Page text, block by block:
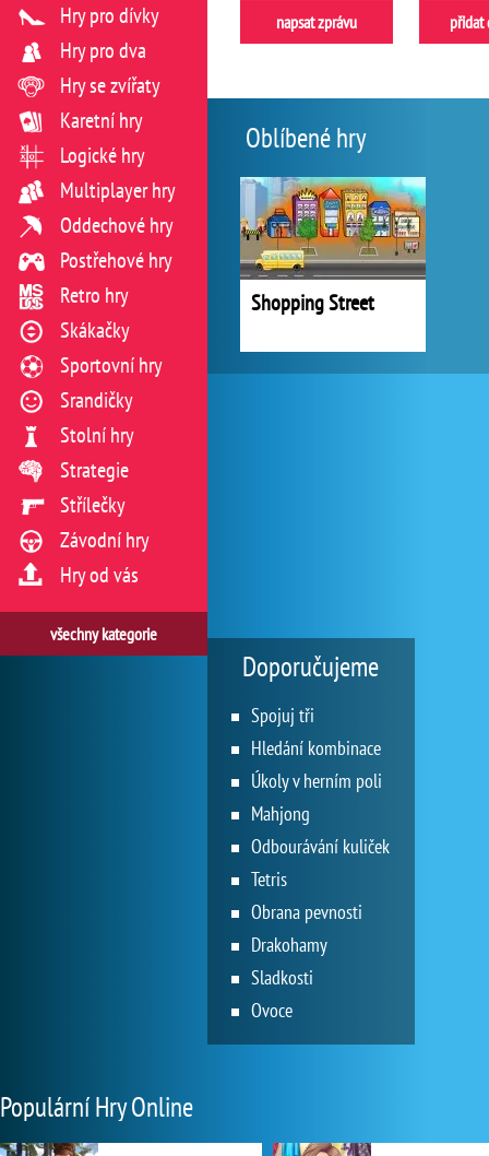
napsat zprávu přidat
Oblíbené hry
Shopping Street
Hry pro dívky
Hry pro dva
Hry se zvířaty
Karetní hry
Logické hry
Multiplayer hry
Oddechové hry
Postřehové hry
Retro hry
Skákačky
Sportovní hry
Srandičky
Stolní hry
Strategie
Střílečky
Závodní hry
Hry od vás
všechny kategorie
Doporučujeme
Spojuj tři
Hledání kombinace
Úkoly v herním poli
Mahjong
Odbourávání kuliček
Tetris
Obrana pevnosti
Drakohamy
Sladkosti
Ovoce
Populární Hry Online